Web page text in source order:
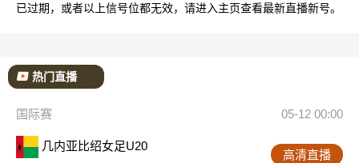
已过期，或者以上信号位都无效，请进入主页查看最新直播新号。
热门直播
国际赛 05-12 00:00
几内亚比绍女足U20
高清直播